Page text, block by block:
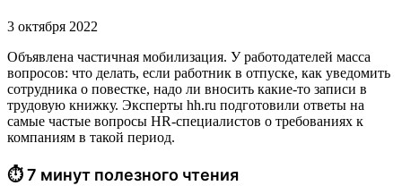
3 октября 2022
Объявлена частичная мобилизация. У работодателей масса
вопросов: что делать, если работник в отпуске, как уведомить
сотрудника о повестке, надо ли вносить какие-то записи в
трудовую книжку. Эксперты hh.ru подготовили ответы на
самые частые вопросы HR-специалистов о требованиях к
компаниям в такой период.
⏱ 7 минут полезного чтения